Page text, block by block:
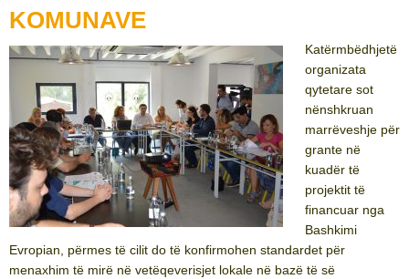
KOMUNAVE
Katërmbëdhjetë
organizata
qytetare sot
nënshkruan
marrëveshje për
grante në
kuadër të
projektit të
financuar nga
Bashkimi
Evropian, përmes të cilit do të konfirmohen standardet për
menaxhim të mirë në vetëqeverisjet lokale në bazë të së